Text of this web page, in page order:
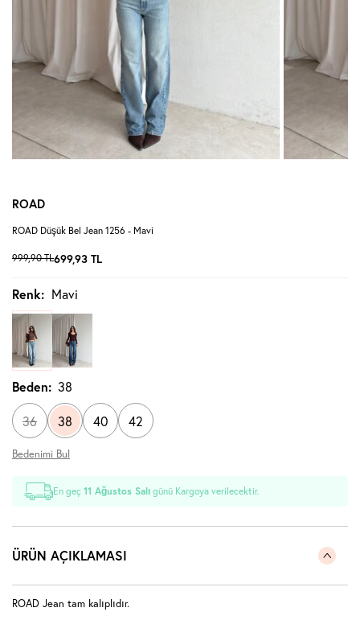
ROAD
ROAD Düşük Bel Jean 1256 - Mavi
999,90TL699,93 TL
Renk: Mavi
Beden: 38
36 38 40 42
Bedenimi Bul
En geç11 Ağustos Salı günü Kargoya verilecektir.
ÜRÜN AÇIKLAMASI
ROAD Jean tam kalıplıdır.